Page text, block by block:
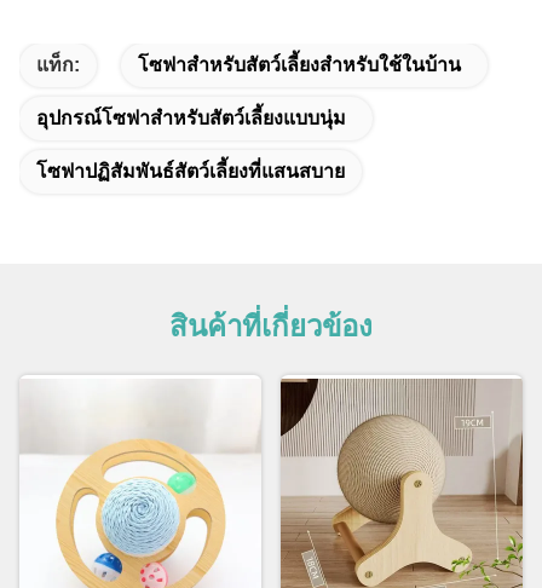
แท็ก: โซฟาสำหรับสัตว์เลี้ยงสำหรับใช้ในบ้าน
อุปกรณ์โซฟาสำหรับสัตว์เลี้ยงแบบนุ่ม
โซฟาปฏิสัมพันธ์สัตว์เลี้ยงที่แสนสบาย
สินค้าที่เกี่ยวข้อง